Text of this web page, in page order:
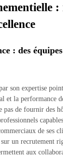
:
: des
son expertise
et la performance
pas de fournir des
de ses
un recrutement
aux